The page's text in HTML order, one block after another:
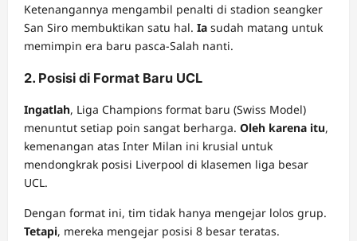
Ketenangannya mengambil penalti di stadion seangker
San Siro membuktikan satu hal. Ia sudah matang untuk
memimpin era baru pasca-Salah nanti.
2. Posisi di Format Baru UCL
Ingatlah, Liga Champions format baru (Swiss Model)
menuntut setiap poin sangat berharga. Oleh karena itu,
kemenangan atas Inter Milan ini krusial untuk
mendongkrak posisi Liverpool di klasemen liga besar
UCL.
Dengan format ini, tim tidak hanya mengejar lolos grup.
Tetapi, mereka mengejar posisi 8 besar teratas.